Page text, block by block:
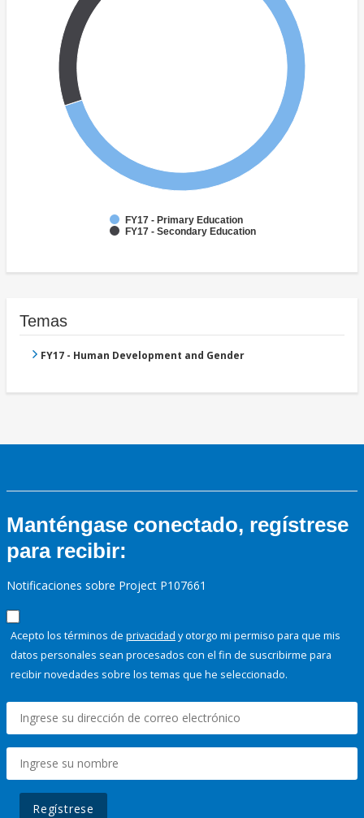
FY17 - Primary Education
FY17 - Secondary Education
Temas
FY17 - Human Development and Gender
Manténgase conectado, regístrese
para recibir:
Notificaciones sobre Project P107661
Acepto los términos de privacidad y otorgo mi permiso para que mis
datos personales sean procesados con el fin de suscribirme para
recibir novedades sobre los temas que he seleccionado.
Regístrese